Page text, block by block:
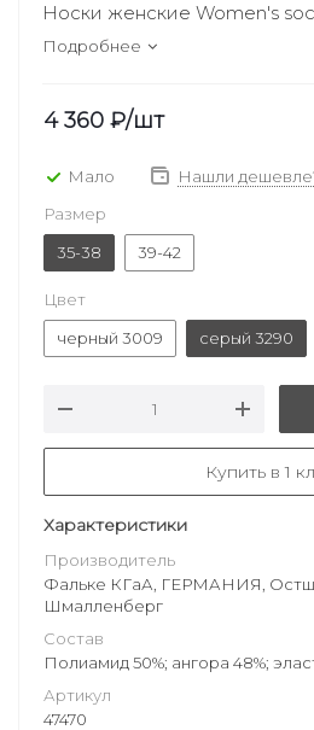
Носки женские Women's
Подробнее
4 360 ₽/шт
Мало
Нашли
Размер
35-38
39-42
Цвет
черный 3009
серый 3290
Купить в 1
Характеристики
Производитель
Фальке КГаА, ГЕРМАНИЯ,
Шмалленберг
Состав
Полиамид 50%; ангора 48%;
Артикул
47470